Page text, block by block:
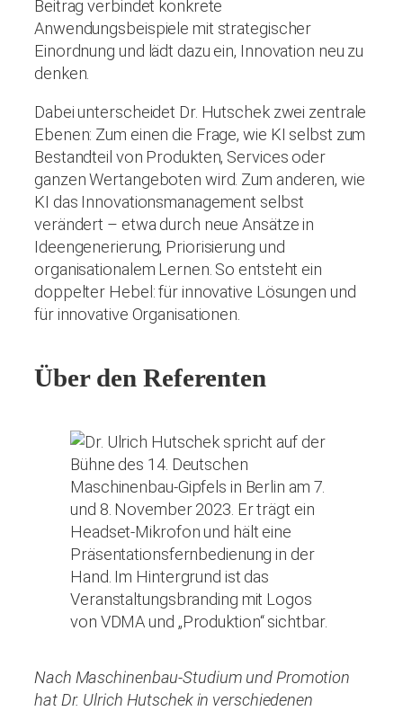
Beitrag verbindet konkrete
Anwendungsbeispiele mit strategischer
Einordnung und lädt dazu ein, Innovation neu zu
denken.
Dabei unterscheidet Dr. Hutschek zwei zentrale
Ebenen: Zum einen die Frage, wie KI selbst zum
Bestandteil von Produkten, Services oder
ganzen Wertangeboten wird. Zum anderen, wie
KI das Innovationsmanagement selbst
verändert – etwa durch neue Ansätze in
Ideengenerierung, Priorisierung und
organisationalem Lernen. So entsteht ein
doppelter Hebel: für innovative Lösungen und
für innovative Organisationen.
Über den Referenten
Nach Maschinenbau-Studium und Promotion
hat Dr. Ulrich Hutschek in verschiedenen